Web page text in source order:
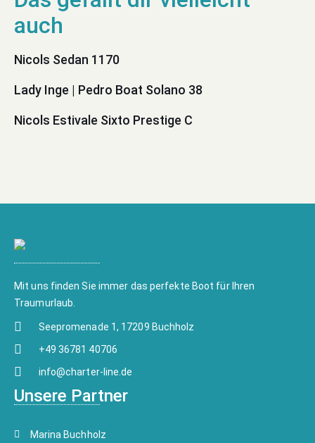
Nicols Sedan 1170
Lady Inge | Pedro Boat Solano 38
Nicols Estivale Sixto Prestige C
Mit uns finden Sie immer das perfekte Boot für Ihren
Traumurlaub.
Seepromenade 1, 17209 Buchholz
+49 36781 40706
info@charter-line.de
Unsere Partner
Marina Buchholz